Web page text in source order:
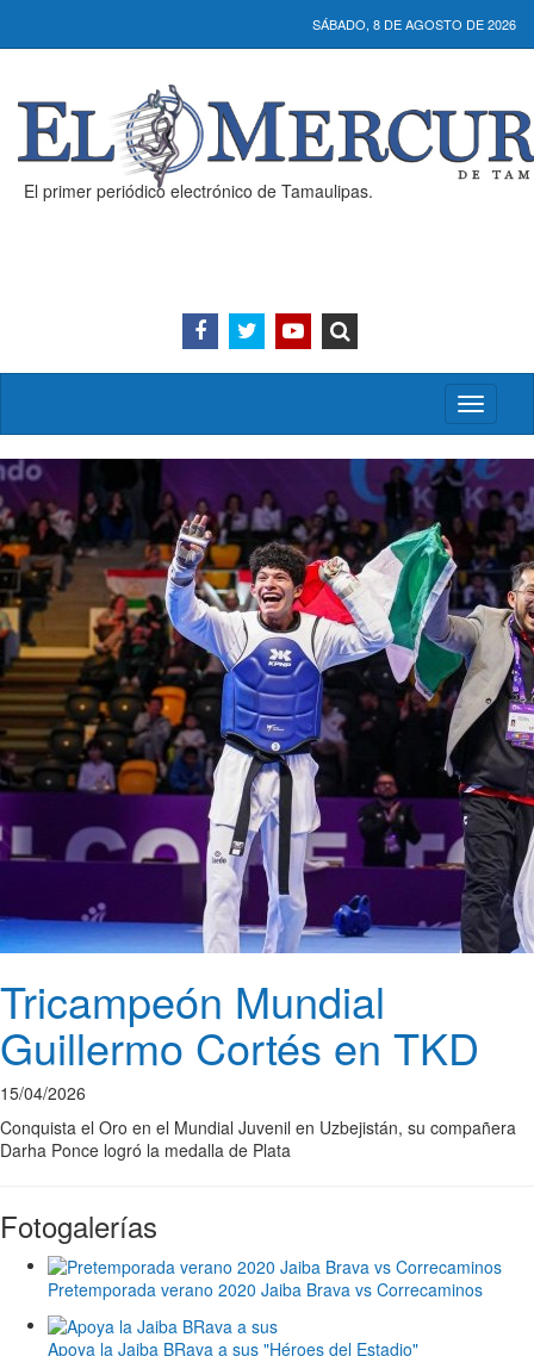
SÁBADO, 8 DE AGOSTO DE 2026
El primer periódico electrónico de Tamaulipas.
Activar/
menú
Tricampeón Mundial
Guillermo Cortés en TKD
15/04/2026
Conquista el Oro en el Mundial Juvenil en Uzbejistán, su compañera
Darha Ponce logró la medalla de Plata
Fotogalerías
Pretemporada verano 2020 Jaiba Brava vs Correcaminos
Apoya la Jaiba BRava a sus "Héroes del Estadio"